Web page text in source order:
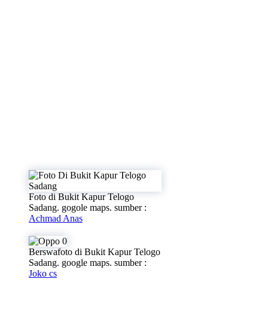
Foto di Bukit Kapur Telogo
Sadang. gogole maps. sumber :
Achmad Anas
Berswafoto di Bukit Kapur Telogo
Sadang. google maps. sumber :
Joko cs